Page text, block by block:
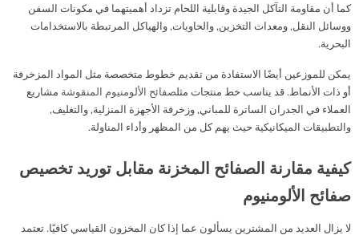
كما أن مقاومة التآكل الجيدة وقابلية اللحام تزداد أهميتهما في مكونات السفن
ووسائل النقل, ومعدات التخزين, والحاويات, والهياكل المرتبطة بالاستخدامات
البحرية.
يمكن للموزعين أيضًا الاستفادة من تقديم خطوط متخصصة مثل المواد المزخرفة
أو ذات الأنماط. قد يناسب خط منتجات مثلصفائح الألومنيوم المنقوشة مشاريع
العملاء في الجدران الساترة للمباني, وزخرفة الأجهزة المنزلية, والتغليف,
والتطبيقات الميكانيكية حيث يهم كل من المظهر وأداء المناولة.
كيفية مقارنة الصفائح المخزنة مقابل توريد تخصيص
صفائح الألومنيوم
لا يزال العديد من المشترين يسألون عما إذا كان المخزون القياسي كافيًا. تعتمد